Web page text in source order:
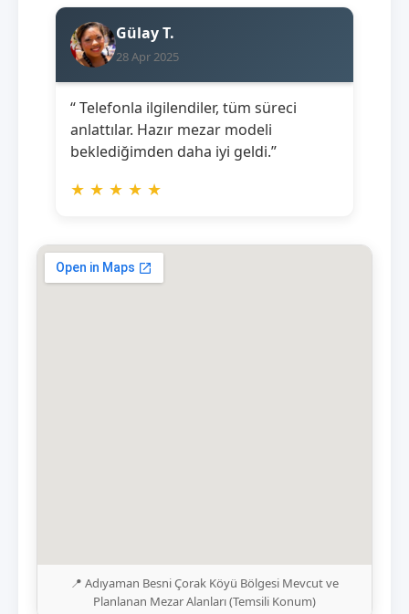
Gülay T.
28 Apr 2025
“ Telefonla ilgilendiler, tüm süreci
anlattılar. Hazır mezar modeli
beklediğimden daha iyi geldi.”
★ ★ ★ ★ ★
📍 Adıyaman Besni Çorak Köyü Bölgesi Mevcut ve
Planlanan Mezar Alanları (Temsili Konum)